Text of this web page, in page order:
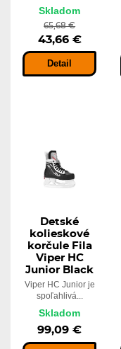
Skladom
65,68 €
43,66 €
Detail
Detské
kolieskové
korčule Fila
Viper HC
Junior Black
Viper HC Junior je
spoľahlivá...
Skladom
99,09 €